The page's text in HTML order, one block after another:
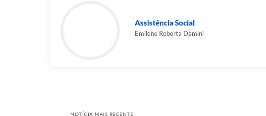
Assistência Social
Emilene Roberta Damini
NOTÍCIA MAIS RECENTE